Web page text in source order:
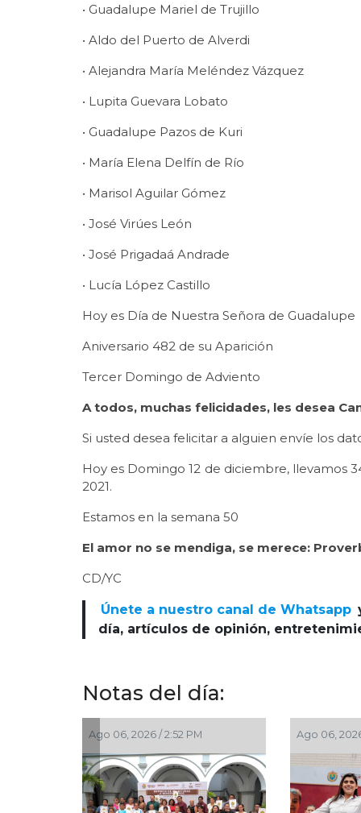
• Guadalupe Mariel de Trujillo
• Aldo del Puerto de Alverdi
• Alejandra María Meléndez Vázquez
• Lupita Guevara Lobato
• Guadalupe Pazos de Kuri
• María Elena Delfín de Río
• Marisol Aguilar Gómez
• José Virúes León
• José Prigadaá Andrade
• Lucía López Castillo
Hoy es Día de Nuestra Señora de Guadalupe
Aniversario 482 de su Aparición
Tercer Domingo de Adviento
A todos, muchas felicidades, les desea
Si usted desea felicitar a alguien envíe los
Hoy es Domingo 12 de diciembre, llevamos
2021.
Estamos en la semana 50
El amor no se mendiga, se merece:
CD/YC
Únete a nuestro canal de Whatsapp
día, artículos de opinión,
Notas del día:
Ago 06, 2026 / 2:52 PM Ago 06, 2026 / 2:45 PM